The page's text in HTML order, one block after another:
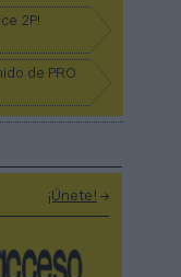
2P!
de PRO
¡Únete!